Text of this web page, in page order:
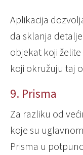
Aplikacija
da sklanja
objekat koji
koji okružuju taj
9. Prismа
Za razliku od
koje su
Prisma u